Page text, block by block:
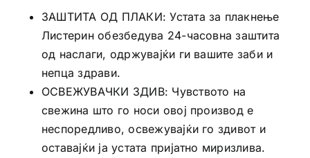
ЗАШТИТА ОД ПЛАКИ: Устата за плакнење
Листерин обезбедува 24-часовна заштита
од наслаги, одржувајќи ги вашите заби и
непца здрави.
ОСВЕЖУВАЧКИ ЗДИВ: Чувството на
свежина што го носи овој производ е
неспоредливо, освежувајќи го здивот и
оставајќи ја устата пријатно миризлива.